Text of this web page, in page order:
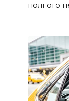
полного